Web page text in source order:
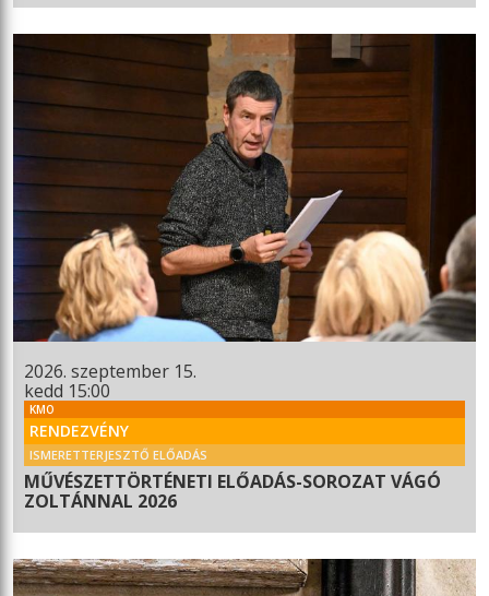
2026. szeptember 15.
kedd 15:00
KMO
RENDEZVÉNY
ISMERETTERJESZTŐ ELŐADÁS
MŰVÉSZETTÖRTÉNETI ELŐADÁS-SOROZAT VÁGÓ
ZOLTÁNNAL 2026